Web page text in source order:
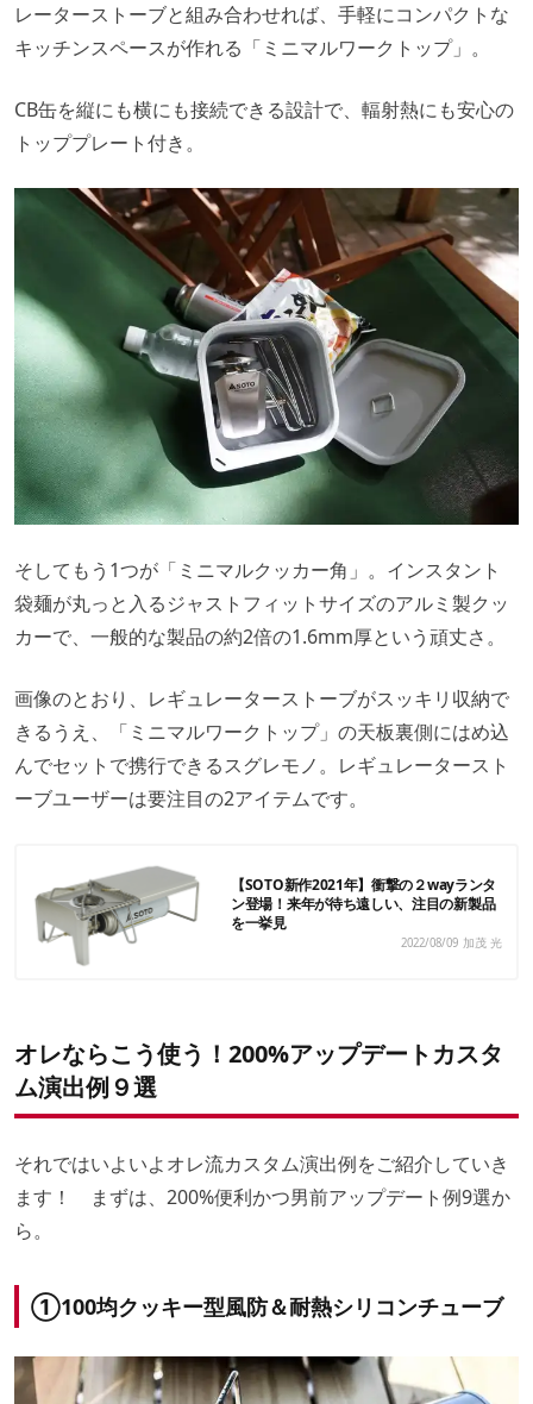
レーターストーブと組み合わせれば、手軽にコンパクトな
キッチンスペースが作れる「ミニマルワークトップ」。
CB缶を縦にも横にも接続できる設計で、輻射熱にも安心の
トッププレート付き。
そしてもう1つが「ミニマルクッカー角」。インスタント
袋麺が丸っと入るジャストフィットサイズのアルミ製クッ
カーで、一般的な製品の約2倍の1.6mm厚という頑丈さ。
画像のとおり、レギュレーターストーブがスッキリ収納で
きるうえ、「ミニマルワークトップ」の天板裏側にはめ込
んでセットで携行できるスグレモノ。レギュレータースト
ーブユーザーは要注目の2アイテムです。
【SOTO新作2021年】衝撃の２wayランタ
ン登場！来年が待ち遠しい、注目の新製品
を一挙見
2022/08/09 加茂 光
オレならこう使う！200%アップデートカスタ
ム演出例９選
それではいよいよオレ流カスタム演出例をご紹介していき
ます！ まずは、200%便利かつ男前アップデート例9選か
ら。
①100均クッキー型風防＆耐熱シリコンチューブ